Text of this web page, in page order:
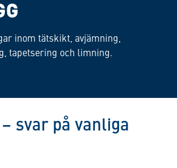
inom tätskikt, avjämning,
tapetsering och limning.
svar på vanliga